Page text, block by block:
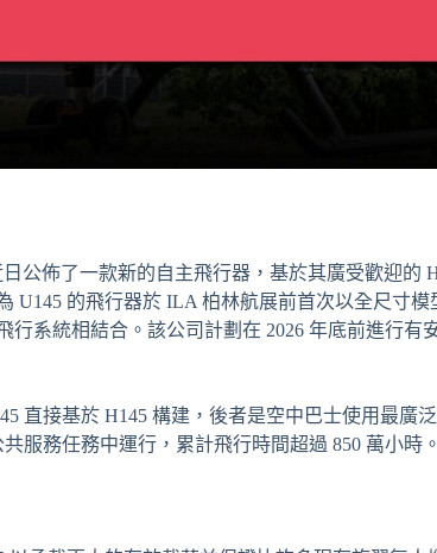
公佈了一款新的自主飛行器，基於其廣受歡迎的
U145 的飛行器於 ILA 柏林航展前首次以全尺寸
系統相結合。該公司計劃在 2026 年底前進行有
直接基於 H145 構建，後者是空中巴士使用最廣
服務任務中運行，累計飛行時間超過 850 萬小時。